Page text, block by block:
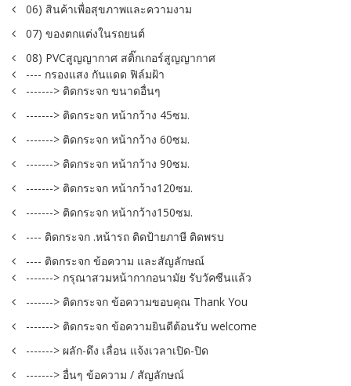
06) สินค้าเพื่อสุขภาพและความงาม
07) ของตกแต่งในรถยนต์
08) PVCสูญญากาศ สติ๊กเกอร์สูญญากาศ
---- กรองแสง กันแดด ฟิล์มฝ้า
-------> ติดกระจก ขนาดอื่นๆ
-------> ติดกระจก หน้ากว้าง 45ซม.
-------> ติดกระจก หน้ากว้าง 60ซม.
-------> ติดกระจก หน้ากว้าง 90ซม.
-------> ติดกระจก หน้ากว้าง120ซม.
-------> ติดกระจก หน้ากว้าง150ซม.
---- ติดกระจก .หน้ารถ ติดป้ายภาษี ติดพรบ
---- ติดกระจก ข้อความ และสัญลักษณ์
-------> กรุณาสวมหน้ากากอนามัย รับวัคซีนแล้ว
-------> ติดกระจก ข้อความขอบคุณ Thank You
-------> ติดกระจก ข้อความยินดีต้อนรับ welcome
-------> ผลัก-ดึง เลื่อน แจ้งเวลาเปิด-ปิด
-------> อื่นๆ ข้อความ / สัญลักษณ์